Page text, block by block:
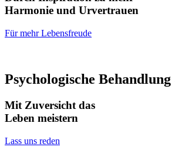
Harmonie und Urvertrauen
Für mehr Lebensfreude
Psychologische
Mit Zuversicht das
Leben meistern
Lass uns reden